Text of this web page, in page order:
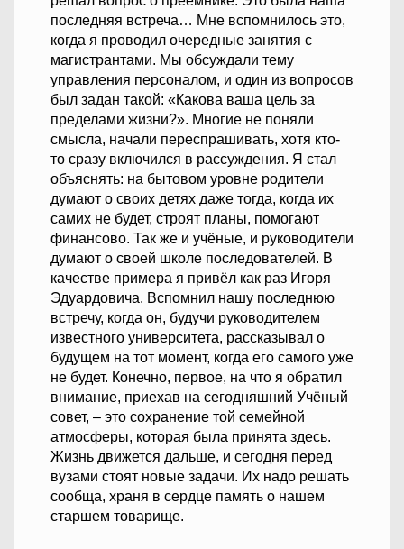
последняя встреча… Мне вспомнилось это,
когда я проводил очередные занятия с
магистрантами. Мы обсуждали тему
управления персоналом, и один из вопросов
был задан такой: «Какова ваша цель за
пределами жизни?». Многие не поняли
смысла, начали переспрашивать, хотя кто-
то сразу включился в рассуждения. Я стал
объяснять: на бытовом уровне родители
думают о своих детях даже тогда, когда их
самих не будет, строят планы, помогают
финансово. Так же и учёные, и руководители
думают о своей школе последователей. В
качестве примера я привёл как раз Игоря
Эдуардовича. Вспомнил нашу последнюю
встречу, когда он, будучи руководителем
известного университета, рассказывал о
будущем на тот момент, когда его самого уже
не будет. Конечно, первое, на что я обратил
внимание, приехав на сегодняшний Учёный
совет, – это сохранение той семейной
атмосферы, которая была принята здесь.
Жизнь движется дальше, и сегодня перед
вузами стоят новые задачи. Их надо решать
сообща, храня в сердце память о нашем
старшем товарище.